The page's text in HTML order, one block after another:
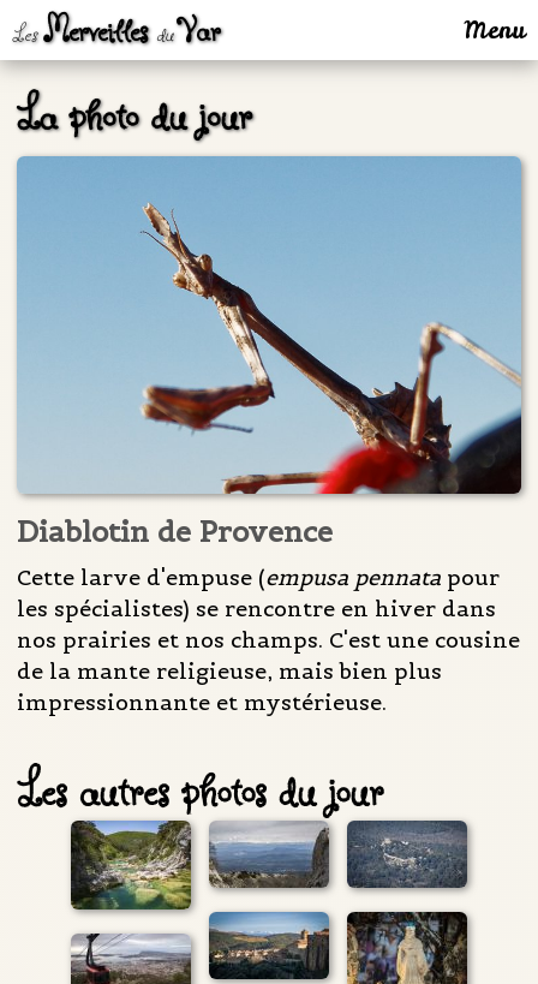
LesMerveillesduVar Menu
La photo du jour
Diablotin de Provence
Cette larve d'empuse (empusa pennata pour
les spécialistes) se rencontre en hiver dans
nos prairies et nos champs. C'est une cousine
de la mante religieuse, mais bien plus
impressionnante et mystérieuse.
Les autres photos du jour